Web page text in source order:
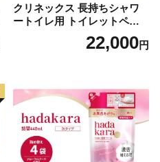
クリネックス 長持ちシャワ
ートイレ用 トイレットペー
パー（ダブル）64ロール(8ロ
ール×8パック) 開成町 トイレ
蓄 防災 エコ 消耗品 生活雑貨
生活用品 無香料 トイレット
ペーパー ダブル といれっと
ぺーぱー トイレ クレシア ト
イレットペーパー [BDBH002
-1]
22,000円